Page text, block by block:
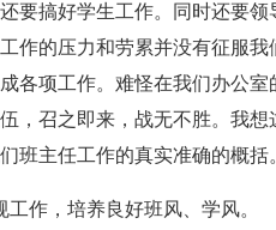
要搞好学生工作。同时还要
作的压力和劳累并没有征服
各项工作。难怪在我们办公
，召之即来，战无不胜。我
班主任工作的真实准确的概括
工作，培养良好班风、学风。